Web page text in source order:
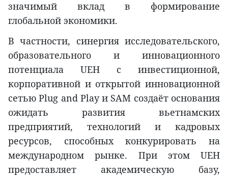
значимый вклад в формирование
глобальной экономики.
В частности, синергия исследовательского,
образовательного и инновационного
потенциала UEH с инвестиционной,
корпоративной и открытой инновационной
сетью Plug and Play и SAM создаёт основания
ожидать развития вьетнамских
предприятий, технологий и кадровых
ресурсов, способных конкурировать на
международном рынке. При этом UEH
предоставляет академическую базу,